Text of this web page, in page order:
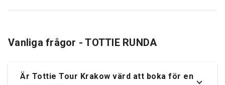
Vanliga frågor - TOTTIE RUNDA
Är Tottie Tour Krakow värd att boka för en